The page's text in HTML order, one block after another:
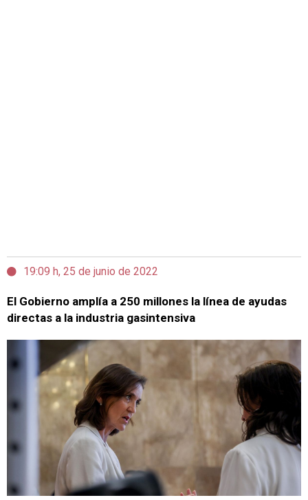
19:09 h, 25 de junio de 2022
El Gobierno amplía a 250 millones la línea de ayudas
directas a la industria gasintensiva